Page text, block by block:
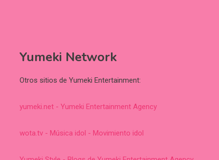
Yumeki Network
Otros sitios de Yumeki Entertainment:
yumeki.net - Yumeki Entertainment Agency
wota.tv - Música idol - Movimiento idol